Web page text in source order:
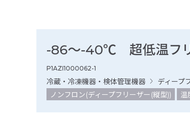
-86～-40℃ 超低温フ
P1AZI1000062-1
冷蔵・冷凍機器・検体管理機器
ディープ
ノンフロン(ディープフリーザー(縦型))
温